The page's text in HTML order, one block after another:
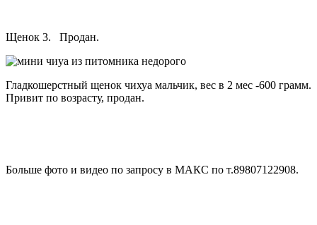
Щенок 3. Продан.
Гладкошерстный щенок чихуа мальчик, вес в 2 мес -600 грамм.
Привит по возрасту, продан.
Больше фото и видео по запросу в МАКС по т.89807122908.